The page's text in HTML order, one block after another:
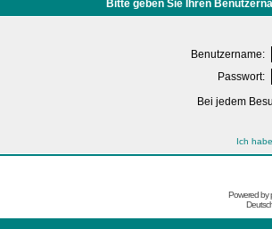
Bitte geben Sie Ihren
Benutzername:
Passwort:
Bei jedem
Ich
Powered by